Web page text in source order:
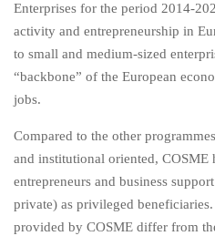
Enterprises for the period 2014-
activity and entrepreneurship in
to small and medium-sized
“backbone” of the European
jobs.
Compared to the other
and institutional oriented, COSME
entrepreneurs and business
private) as privileged
provided by COSME differ from